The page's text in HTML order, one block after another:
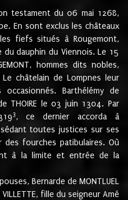
testament du 06 mai 1268,
En sont exclus les châteaux
fiefs situés à Rougemont,
dauphin du Viennois. Le 15
hommes dits nobles,
Le châtelain de Lompnes leur
Barthélémy de
THOIRE le 03 juin 1304. Par
3, ce dernier accorda à
toutes justices sur ses
fourches patibulaires. Où
à la limite et entrée de la
Bernarde de MONTLUEL
fille du seigneur Amé